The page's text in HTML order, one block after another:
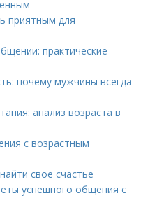
приятным для
практические
почему мужчины всегда
анализ возраста в
с возрастным
свое счастье
успешного общения с